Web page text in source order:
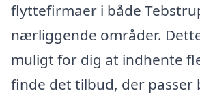
flyttefirmaer i både
nærliggende områder.
muligt for dig at indhente
finde det tilbud, der passer